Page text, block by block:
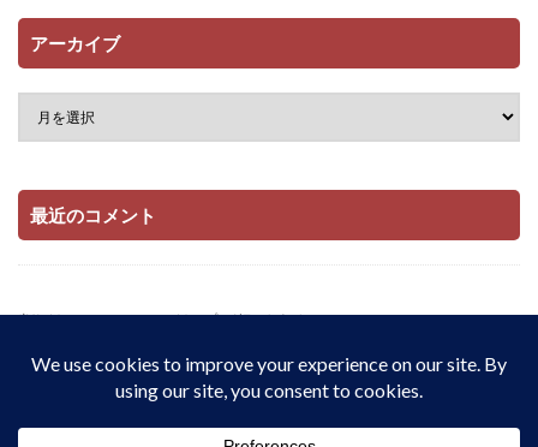
アーカイブ
最近のコメント
当サイトはAmazonアソシエイト・プログラムおよび